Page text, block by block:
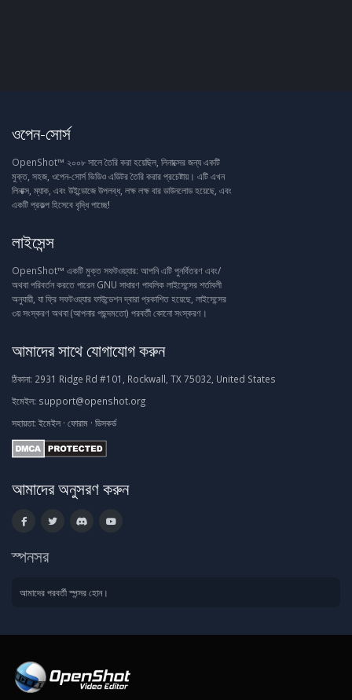
ওপেন-সোর্স
OpenShot™ ২০০৮ সালে তৈরি করা হয়েছিল, লিনাক্সের জন্য একটি
মুক্ত, সহজ, ওপেন-সোর্স ভিডিও এডিটর তৈরি করার প্রচেষ্টায়। এটি এখন
লিনাক্স, ম্যাক, এবং উইন্ডোজে উপলব্ধ, লক্ষ লক্ষ বার ডাউনলোড হয়েছে, এবং
একটি প্রকল্প হিসেবে বৃদ্ধি পাচ্ছে!
লাইসেন্স
OpenShot™ একটি মুক্ত সফটওয়্যার: আপনি এটি পুনর্বিতরণ এবং/
অথবা পরিবর্তন করতে পারেন GNU সাধারণ পাবলিক লাইসেন্সের শর্তাবলী
অনুযায়ী, যা ফ্রি সফটওয়্যার ফাউন্ডেশন দ্বারা প্রকাশিত হয়েছে, লাইসেন্সের
৩য় সংস্করণ অথবা (আপনার পছন্দমতো) পরবর্তী কোনো সংস্করণ।
আমাদের সাথে যোগাযোগ করুন
ঠিকানা: 2931 Ridge Rd #101, Rockwall, TX 75032, United States
ইমেইল: support@openshot.org
সহায়তা: ইমেইল · ফোরাম · ডিসকর্ড
আমাদের অনুসরণ করুন
স্পনসর
আমাদের পরবর্তী স্পন্সর হোন।